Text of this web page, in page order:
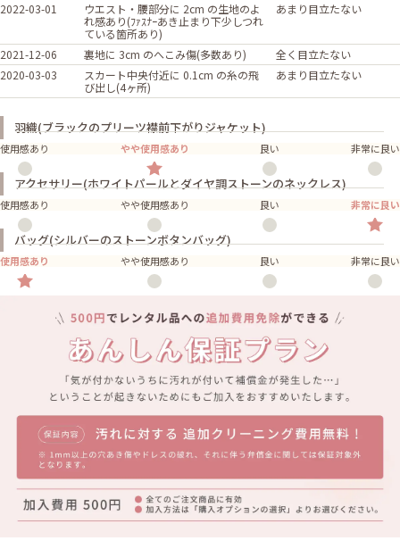
2022-03-01
ウエスト・腰部分に 2cm の生地のよ
れ感あり(ﾌｧｽﾅｰあき止まり下少しつれ
ている箇所あり)
あまり目立たない
2021-12-06 裏地に 3cm のへこみ傷(多数あり)
全く目立たない
2020-03-03
スカート中央付近に 0.1cm の糸の飛
び出し(4ヶ所)
あまり目立たない
羽織(ブラックのプリーツ襟前下がりジャケット)
使用感あり やや使用感あり 良い 非常に良い
アクセサリー(ホワイトパールとダイヤ調ストーンのネックレス)
使用感あり やや使用感あり 良い 非常に良い
バッグ(シルバーのストーンボタンバッグ)
使用感あり やや使用感あり 良い 非常に良い